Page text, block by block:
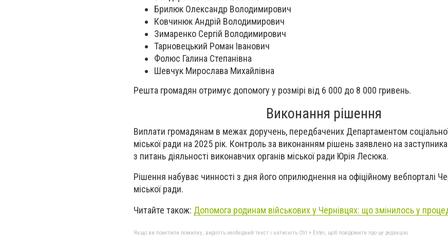
Брилюк Олександр Володимирович
Ковчинюк Андрій Володимирович
Зимаренко Сергій Володимирович
Тарновецький Роман Іванович
Фолюс Галина Степанівна
Шевчук Мирослава Михайлівна
Решта громадян отримує допомогу у розмірі від 6 000 до 8 000 гривень.
Виконання рішення
Виплати громадянам в межах доручень, передбачених Департаментом
міської ради на 2025 рік. Контроль за виконанням рішень заявлено на
з питань діяльності виконавчих органів міської ради Юрія Лесюка.
Рішення набуває чинності з дня його оприлюднення на офіційному вебпорталі
міської ради.
Читайте також: Допомога родинам військових у Чернівцях: що змінилось у
Якщо ви помітили помилку, виділіть необхідний текст і натисніть Ctrl + Enter, щоб повідомити про це редакцію